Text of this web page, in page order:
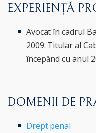
EXPERIENȚĂ
Avocat în cadrul
2009. Titular al
începând cu anul
DOMENII DE
Drept penal